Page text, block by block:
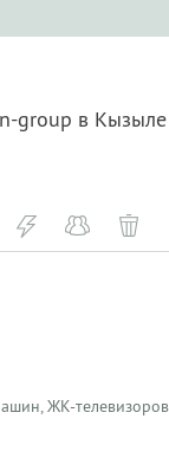
group в Кызыле
ЖК-